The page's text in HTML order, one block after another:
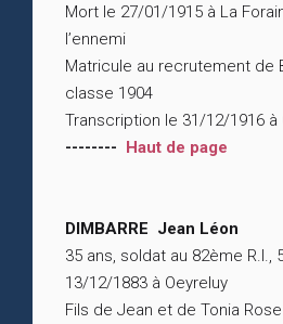
Mort le 27/01/1915 à La
l’ennemi
Matricule au recrutement de
classe 1904
Transcription le 31/12/1916 à
-------- Haut de page
DIMBARRE Jean Léon
35 ans, soldat au 82ème R.I.,
13/12/1883 à Oeyreluy
Fils de Jean et de Tonia Rose